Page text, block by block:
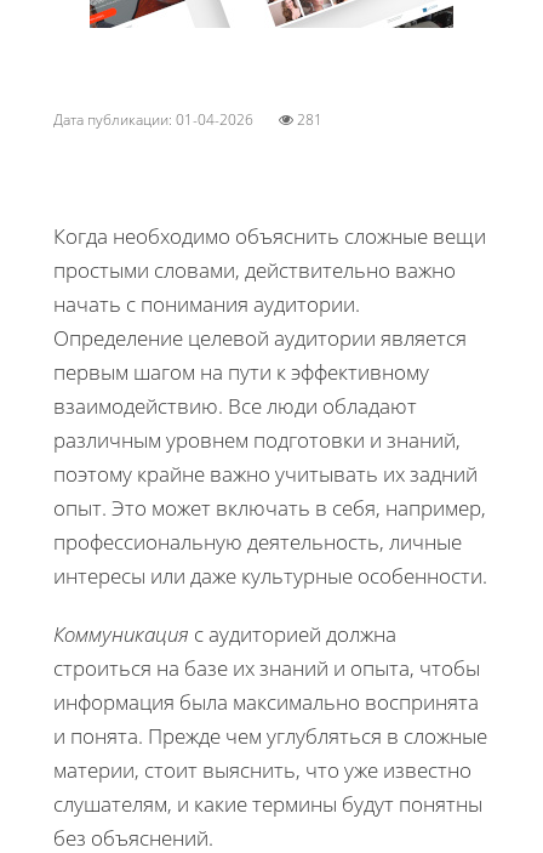
Дата публикации: 01-04-2026 281
Когда необходимо объяснить сложные вещи
простыми словами, действительно важно
начать с понимания аудитории.
Определение целевой аудитории является
первым шагом на пути к эффективному
взаимодействию. Все люди обладают
различным уровнем подготовки и знаний,
поэтому крайне важно учитывать их задний
опыт. Это может включать в себя, например,
профессиональную деятельность, личные
интересы или даже культурные особенности.
Коммуникация с аудиторией должна
строиться на базе их знаний и опыта, чтобы
информация была максимально воспринята
и понята. Прежде чем углубляться в сложные
материи, стоит выяснить, что уже известно
слушателям, и какие термины будут понятны
без объяснений.